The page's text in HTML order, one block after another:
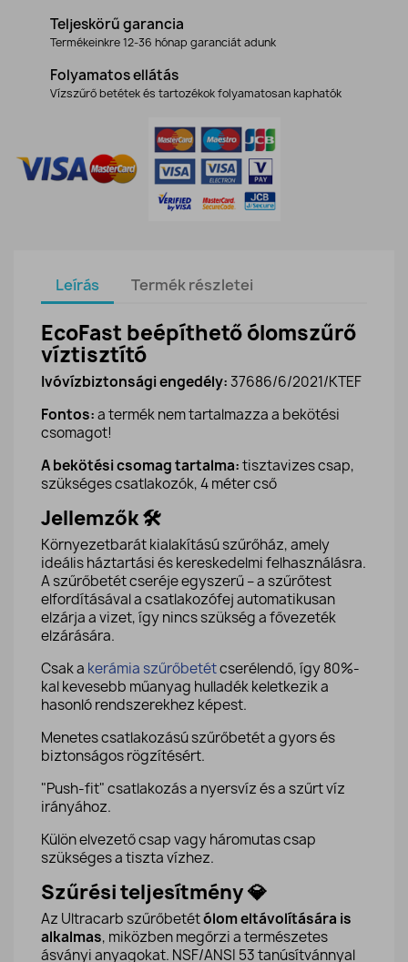
Teljeskörű garancia
Termékeinkre 12-36 hónap garanciát adunk
Folyamatos ellátás
Vízszűrő betétek és tartozékok folyamatosan kaphatók
Leírás Termék részletei
EcoFast beépíthető ólomszűrő
víztisztító
Ivóvízbiztonsági engedély:37686/6/2021/KTEF
Fontos:a termék nem tartalmazza a bekötési
csomagot!
A bekötési csomag tartalma:tisztavizes csap,
szükséges csatlakozók, 4 méter cső
Jellemzők 🛠️
Környezetbarát kialakítású szűrőház, amely
ideális háztartási és kereskedelmi felhasználásra.
A szűrőbetét cseréje egyszerű – a szűrőtest
elfordításával a csatlakozófej automatikusan
elzárja a vizet, így nincs szükség a fővezeték
elzárására.
Csak a kerámia szűrőbetétcserélendő, így 80%-
kal kevesebb műanyag hulladék keletkezik a
hasonló rendszerekhez képest.
Menetes csatlakozású szűrőbetét a gyors és
biztonságos rögzítésért.
"Push-fit" csatlakozás a nyersvíz és a szűrt víz
irányához.
Külön elvezető csap vagy háromutas csap
szükséges a tiszta vízhez.
Szűrési teljesítmény 💎
Az Ultracarb szűrőbetétólom eltávolítására is
alkalmas, miközben megőrzi a természetes
ásványi anyagokat. NSF/ANSI 53 tanúsítvánnyal